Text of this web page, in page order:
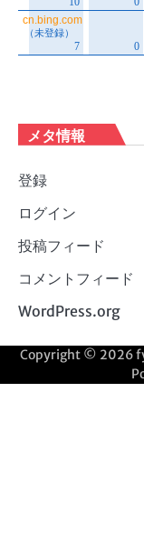
メタ情報
登録
ログイン
投稿フィード
コメントフィード
WordPress.org
Copyright © 2026